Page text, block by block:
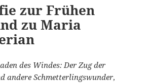
zur Frühen
zu Maria
des Windes: Der Zug der
andere Schmetterlingswunder,